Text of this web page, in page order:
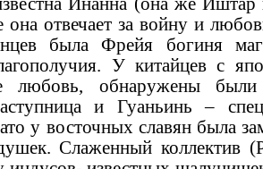
она отвечает за войну и
была Фрейя богиня
У китайцев с
любовь, обнаружены были
и Гуаньинь –
у восточных славян была
Слаженный коллектив